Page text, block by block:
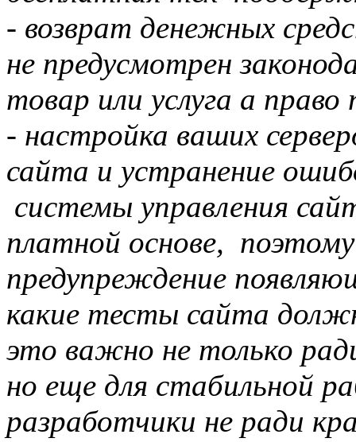
- возврат денежных
не предусмотрен
товар или услуга а право
- настройка ваших
сайта и устранение
системы управления
платной основе,
предупреждение
какие тесты сайта
это важно не только
но еще для стабильной
разработчики не ради